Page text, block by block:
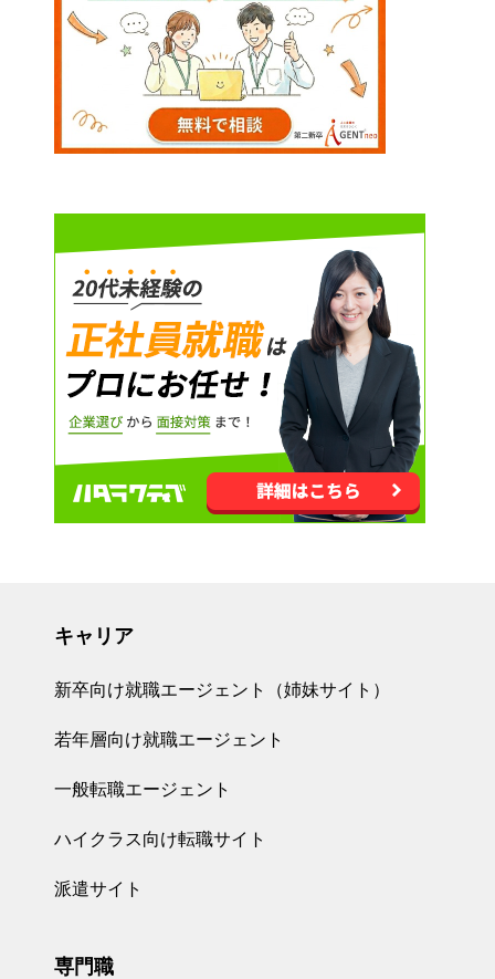
キャリア
新卒向け就職エージェント（姉妹サイト）
若年層向け就職エージェント
一般転職エージェント
ハイクラス向け転職サイト
派遣サイト
専門職